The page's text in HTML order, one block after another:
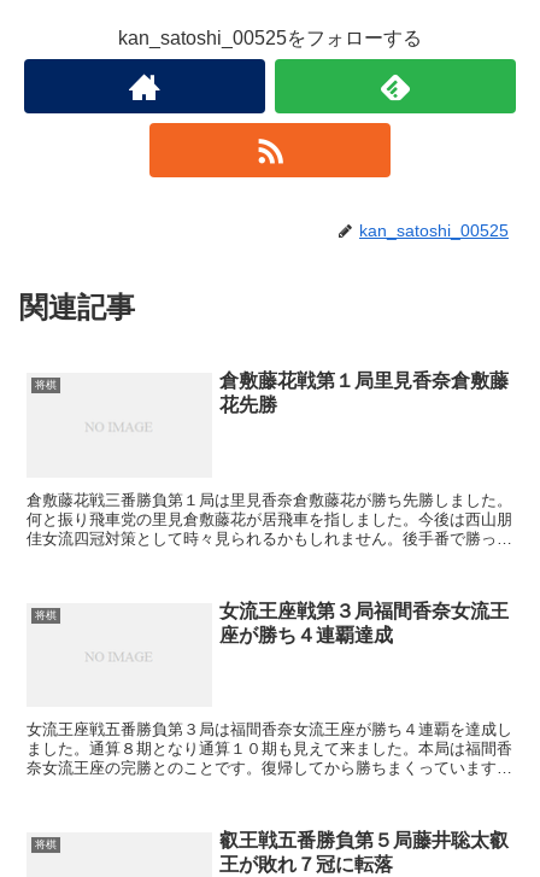
kan_satoshi_00525をフォローする
kan_satoshi_00525
関連記事
将棋
倉敷藤花戦第１局里見香奈倉敷藤
花先勝
倉敷藤花戦三番勝負第１局は里見香奈倉敷藤花が勝ち先勝しました。
何と振り飛車党の里見倉敷藤花が居飛車を指しました。今後は西山朋
佳女流四冠対策として時々見られるかもしれません。後手番で勝った
将棋
女流王座戦第３局福間香奈女流王
座が勝ち４連覇達成
女流王座戦五番勝負第３局は福間香奈女流王座が勝ち４連覇を達成し
ました。通算８期となり通算１０期も見えて来ました。本局は福間香
奈女流王座の完勝とのことです。復帰してから勝ちまくっています。
将棋
叡王戦五番勝負第５局藤井聡太叡
王が敗れ７冠に転落